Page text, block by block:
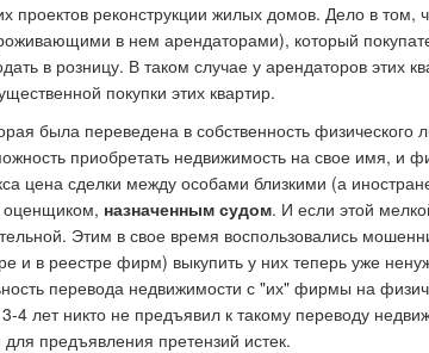
проектов реконструкции жилых домов. Дело в том,
в нем арендаторами), который
в розницу. В таком случае у арендаторов этих
покупки этих квартир.
была переведена в собственность физического
приобретать недвижимость на свое имя, и
цена сделки между особами близкими (а
оценщиком, назначенным судом. И если этой
Этим в свое время воспользовались
и в реестре фирм) выкупить у них теперь уже
перевода недвижимости с "их" фирмы на
4 лет никто не предъявил к такому переводу
предъявления претензий истек.